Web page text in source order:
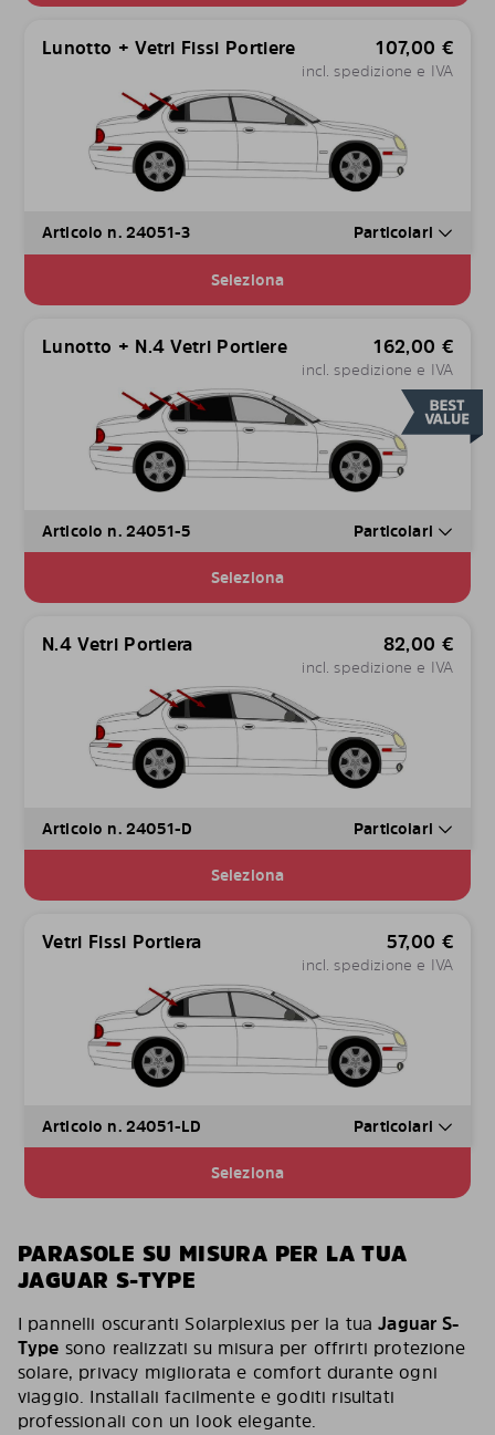
Lunotto + Vetri Fissi Portiere 107,00 €
incl. spedizione e IVA
Articolo n. 24051-3 Particolari
Seleziona
Lunotto + N.4 Vetri Portiere 162,00 €
incl. spedizione e IVA
Articolo n. 24051-5 Particolari
Seleziona
N.4 Vetri Portiera 82,00 €
incl. spedizione e IVA
Articolo n. 24051-D Particolari
Seleziona
Vetri Fissi Portiera 57,00 €
incl. spedizione e IVA
Articolo n. 24051-LD Particolari
Seleziona
PARASOLE SU MISURA PER LA TUA
JAGUAR S-TYPE
I pannelli oscuranti Solarplexius per la tuaJaguar S-
Type sono realizzati su misura per offrirti protezione
solare, privacy migliorata e comfort durante ogni
viaggio. Installali facilmente e goditi risultati
professionali con un look elegante.